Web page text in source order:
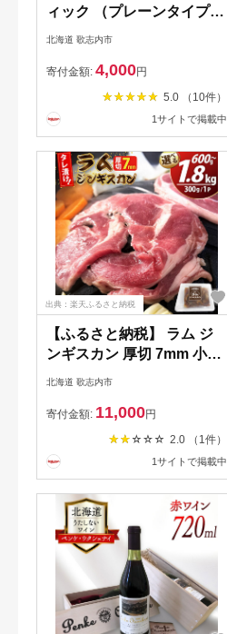
ィック （プレーンタイプ）
30g×1袋 [ ピーチアンドフ
01227ae031 ] ペット 愛犬
犬 猫 ねこ いぬ おやつ 餌
エサ 手作り 国産 スティッ
ク ささみ ササミ
北海道 歌志内市
寄付金額: 4,000円
5.0 （10件）
1サイトで掲載中
出典：楽天ふるさと納税
【ふるさと納税】 ラム ジ
ンギスカン 厚切 7mm 小分
け300g【選べる内容量】
g) [木村精肉店 北海道 歌志
内市 01227an014] 肉 お肉
ラム肉 羊肉 羊 厚切り タレ
タレ味 BBQ バーベキュー
焼肉 アウトドア 冷凍 国産
ふるさと納税
北海道 歌志内市
寄付金額: 11,000円
2.0 （1件）
1サイトで掲載中